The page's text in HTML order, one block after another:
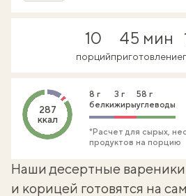
10
порций
45 мин
приготовление
287
ккал
8 г
белки
3 г
жиры
58 г
углеводы
*Расчет для сырых,
продуктов на порцию
Наши десертные вареники
и корицей готовятся на